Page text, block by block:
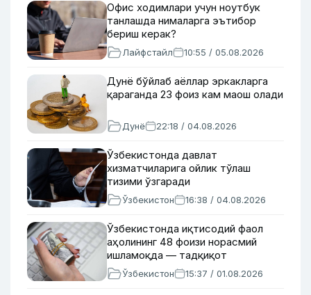
Офис ходимлари учун ноутбук
танлашда нималарга эътибор
бериш керак?
Лайфстайл 10:55 / 05.08.2026
Дунё бўйлаб аёллар эркакларга
қараганда 23 фоиз кам маош олади
Дунё 22:18 / 04.08.2026
Ўзбекистонда давлат
хизматчиларига ойлик тўлаш
тизими ўзгаради
Ўзбекистон 16:38 / 04.08.2026
Ўзбекистонда иқтисодий фаол
аҳолининг 48 фоизи норасмий
ишламоқда — тадқиқот
Ўзбекистон 15:37 / 01.08.2026